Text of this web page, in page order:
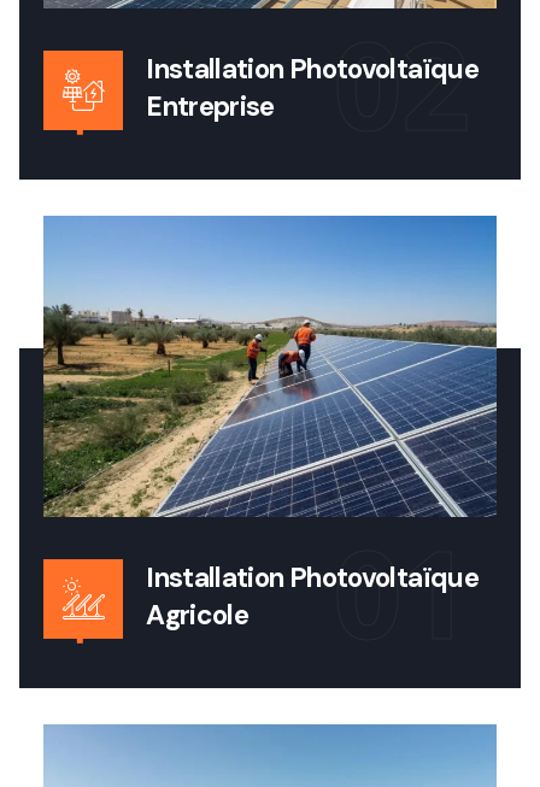
Installation Photovoltaïque
Entreprise
02
Installation Photovoltaïque
Agricole
01